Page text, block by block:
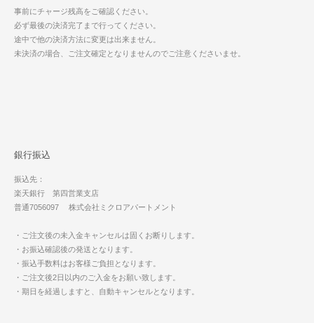
事前にチャージ残高をご確認ください。
必ず最後の決済完了まで行ってください。
途中で他の決済方法に変更は出来ません。
未決済の場合、ご注文確定となりませんのでご注意くださいませ。
銀行振込
振込先：
楽天銀行 第四営業支店
普通7056097 株式会社ミクロアパートメント
・ご注文後の未入金キャンセルは固くお断りします。
・お振込確認後の発送となります。
・振込手数料はお客様ご負担となります。
・ご注文後2日以内のご入金をお願い致します。
・期日を経過しますと、自動キャンセルとなります。